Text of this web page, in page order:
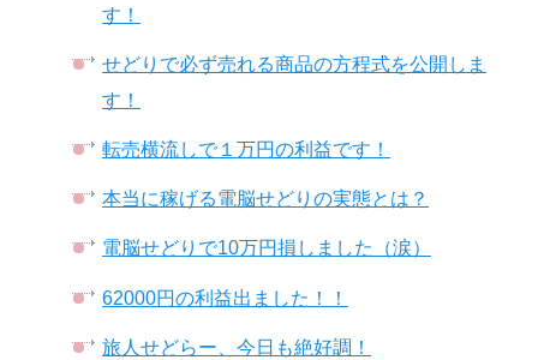
す！
せどりで必ず売れる商品の方程式を公開しま
す！
転売横流しで１万円の利益です！
本当に稼げる電脳せどりの実態とは？
電脳せどりで10万円損しました（涙）
62000円の利益出ました！！
旅人せどらー、今日も絶好調！